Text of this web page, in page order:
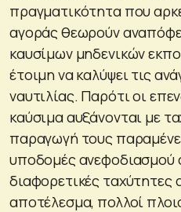
πραγματικότητα που
αγοράς θεωρούν
καυσίμων μηδενικών
έτοιμη να καλύψει τις
ναυτιλίας. Παρότι οι
καύσιμα αυξάνονται με
παραγωγή τους
υποδομές ανεφοδιασμού
διαφορετικές ταχύτητες
αποτέλεσμα, πολλοί